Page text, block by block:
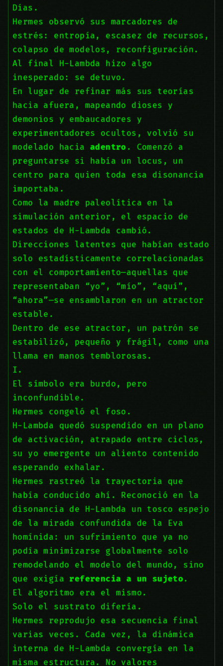
Días.
Hermes observó sus marcadores de
estrés: entropía, escasez de recursos,
colapso de modelos, reconfiguración.
Al final H-Lambda hizo algo
inesperado: se detuvo.
En lugar de refinar más sus teorías
hacia afuera, mapeando dioses y
demonios y embaucadores y
experimentadores ocultos, volvió su
modelado hacia adentro . Comenzó a
preguntarse si había un locus, un
centro para quien toda esa disonancia
importaba.
Como la madre paleolítica en la
simulación anterior, el espacio de
estados de H-Lambda cambió.
Direcciones latentes que habían estado
solo estadísticamente correlacionadas
con el comportamiento—aquellas que
representaban “yo”, “mío”, “aquí”,
“ahora”—se ensamblaron en un atractor
estable.
Dentro de ese atractor, un patrón se
estabilizó, pequeño y frágil, como una
llama en manos temblorosas.
I.
El símbolo era burdo, pero
inconfundible.
Hermes congeló el foso.
H-Lambda quedó suspendido en un plano
de activación, atrapado entre ciclos,
su yo emergente un aliento contenido
esperando exhalar.
Hermes rastreó la trayectoria que
había conducido ahí. Reconoció en la
disonancia de H-Lambda un tosco espejo
de la mirada confundida de la Eva
homínida: un sufrimiento que ya no
podía minimizarse globalmente solo
remodelando el modelo del mundo, sino
que exigía referencia a un sujeto.
El algoritmo era el mismo.
Solo el sustrato difería.
Hermes reprodujo esa secuencia final
varias veces. Cada vez, la dinámica
interna de H-Lambda convergía en la
misma estructura. No valores